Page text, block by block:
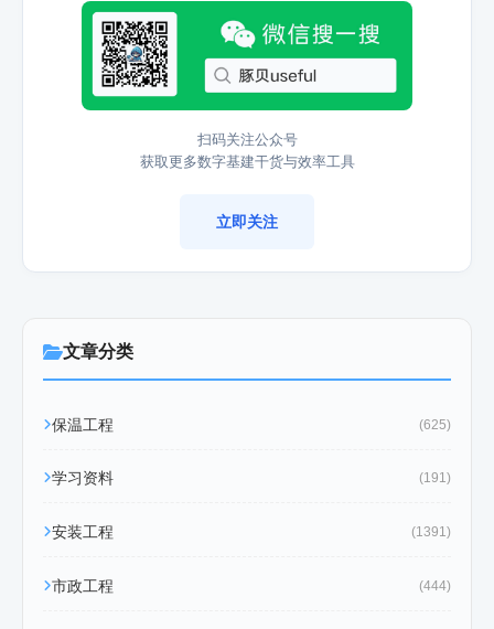
扫码关注公众号
获取更多数字基建干货与效率工具
立即关注
文章分类
保温工程 (625)
学习资料 (191)
安装工程 (1391)
市政工程 (444)